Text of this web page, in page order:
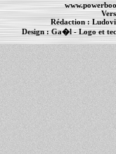
Rédaction :
Design : Ga�l- Logo et
Informations : PowerBook